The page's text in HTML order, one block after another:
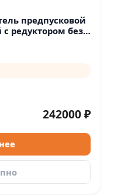
предпусковой
редуктором без
242000 ₽